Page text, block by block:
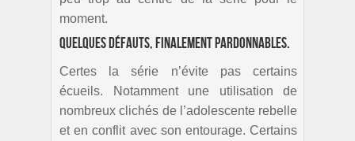
moment.
Quelques défauts, finalement pardonnables.
Certes la série n’évite pas certains
écueils. Notamment une utilisation de
nombreux clichés de l’adolescente rebelle
et en conflit avec son entourage. Certains